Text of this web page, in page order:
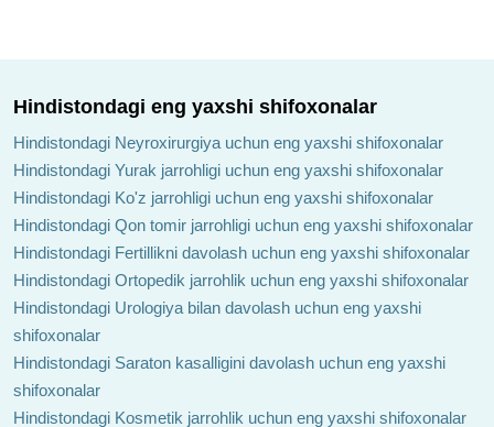
Hindistondagi eng yaxshi shifoxonalar
Hindistondagi Neyroxirurgiya uchun eng yaxshi shifoxonalar
Hindistondagi Yurak jarrohligi uchun eng yaxshi shifoxonalar
Hindistondagi Ko'z jarrohligi uchun eng yaxshi shifoxonalar
Hindistondagi Qon tomir jarrohligi uchun eng yaxshi shifoxonalar
Hindistondagi Fertillikni davolash uchun eng yaxshi shifoxonalar
Hindistondagi Ortopedik jarrohlik uchun eng yaxshi shifoxonalar
Hindistondagi Urologiya bilan davolash uchun eng yaxshi
shifoxonalar
Hindistondagi Saraton kasalligini davolash uchun eng yaxshi
shifoxonalar
Hindistondagi Kosmetik jarrohlik uchun eng yaxshi shifoxonalar